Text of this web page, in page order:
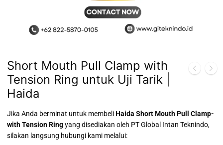
Short Mouth Pull Clamp with
Tension Ring untuk Uji Tarik |
Haida
Jika Anda berminat untuk membeliHaida Short Mouth Pull Clamp-
with Tension Ringyang disediakan oleh PT Global Intan Teknindo,
silakan langsung hubungi kami melalui: